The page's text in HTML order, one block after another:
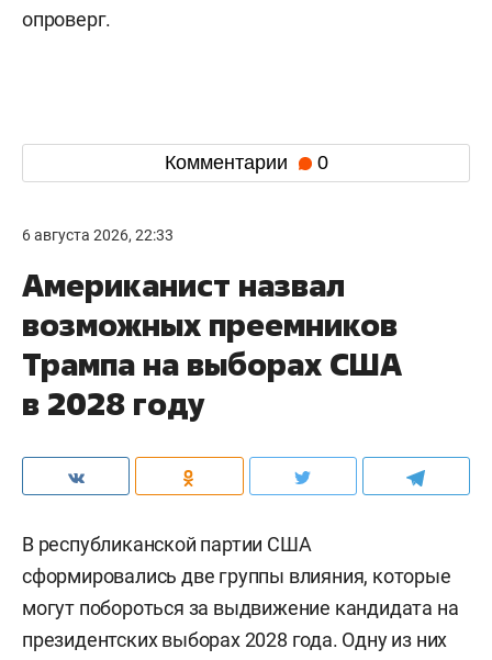
опроверг.
Комментарии 0
6 августа 2026, 22:33
Американист назвал
возможных преемников
Трампа на выборах США
в 2028 году
В республиканской партии США
сформировались две группы влияния, которые
могут побороться за выдвижение кандидата на
президентских выборах 2028 года. Одну из них